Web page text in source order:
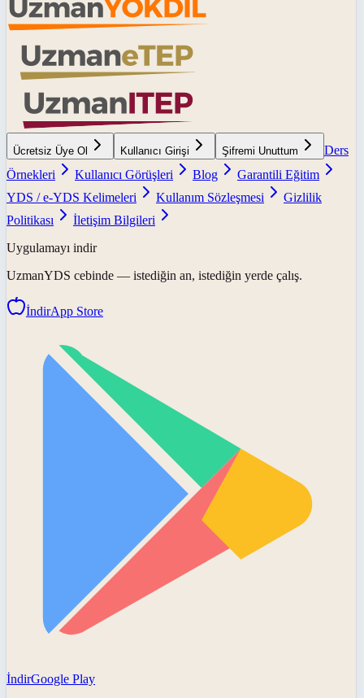
Ücretsiz Üye Ol Kullanıcı Girişi Şifremi Unuttum
Ders
Örnekleri
Kullanıcı Görüşleri Blog
Garantili Eğitim
YDS / e-YDS Kelimeleri
Kullanım Sözleşmesi
Gizlilik
Politikası
İletişim Bilgileri
Uygulamayı indir
UzmanYDS cebinde — istediğin an, istediğin yerde çalış.
İndirApp Store
İndirGoogle Play